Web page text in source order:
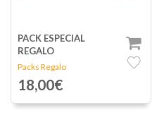
PACK ESPECIAL
REGALO
Packs Regalo
18,00€